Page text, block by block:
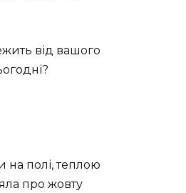
від вашого
на полі, теплою
про жовту